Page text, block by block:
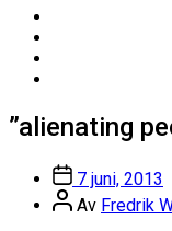
”alienating
Inläggsdatum
7 juni, 2013
Av Fredrik